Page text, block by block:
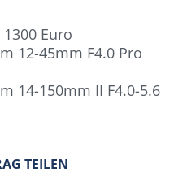
Euro
12-45mm F4.0 Pro
14-150mm II F4.0-5.6
TEILEN